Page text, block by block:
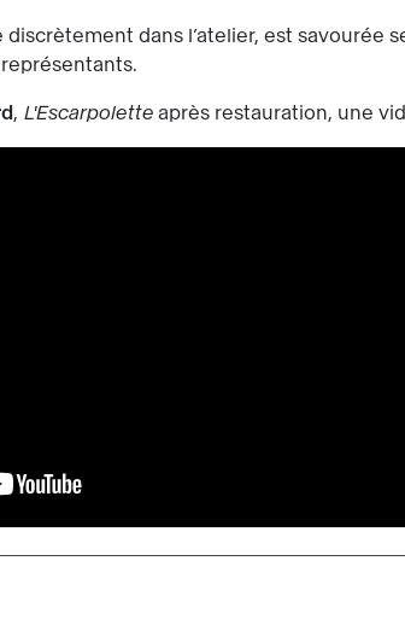
dans l’atelier, est savourée
, L'Escarpolette après restauration, une